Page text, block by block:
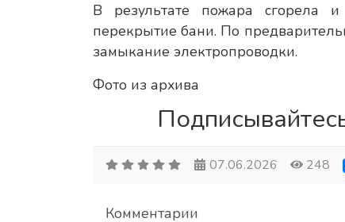
В результате пожара сгорела
перекрытие бани. По
замыкание электропроводки.
Фото из архива
07.06.2026 248
Комментарии